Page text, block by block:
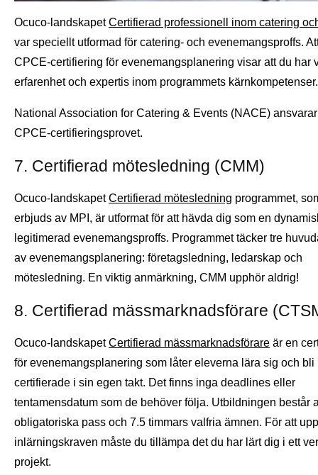
Ocuco-landskapetCertifierad professionell inom catering
var speciellt utformad för catering- och evenemangsproffs.
CPCE-certifiering för evenemangsplanering visar att du har
erfarenhet och expertis inom programmets kärnkompetenser.
National Association for Catering & Events (NACE)
CPCE-certifieringsprovet.
7. Certifierad mötesledning (CMM)
Ocuco-landskapetCertifierad mötesledning programmet,
erbjuds av MPI, är utformat för att hävda dig som en
legitimerad evenemangsproffs. Programmet täcker tre
av evenemangsplanering: företagsledning, ledarskap och
mötesledning. En viktig anmärkning, CMM upphör aldrig!
8. Certifierad mässmarknadsförare
Ocuco-landskapetCertifierad mässmarknadsförare är en
för evenemangsplanering som låter eleverna lära sig och bli
certifierade i sin egen takt. Det finns inga deadlines eller
tentamensdatum som de behöver följa. Utbildningen består
obligatoriska pass och 7.5 timmars valfria ämnen. För att
inlärningskraven måste du tillämpa det du har lärt dig i ett
projekt.